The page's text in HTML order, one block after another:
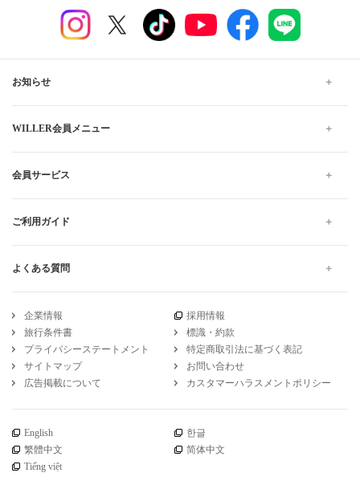
お知らせ
WILLER会員メニュー
会員サービス
ご利用ガイド
よくある質問
企業情報
採用情報
旅行条件書
標識・約款
プライバシーステートメント
特定商取引法に基づく表記
サイトマップ
お問い合わせ
広告掲載について
カスタマーハラスメントポリシー
English
한글
繁體中文
简体中文
Tiếng việt